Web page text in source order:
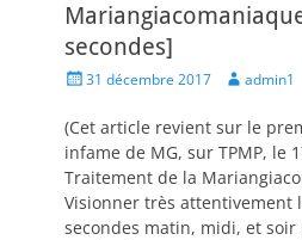
secondes]
Posted31 décembre 2017 Author
admin1
(Cet article revient sur le
infame de MG, sur TPMP, le
Traitement de la
Visionner très attentivement
secondes matin, midi, et soir